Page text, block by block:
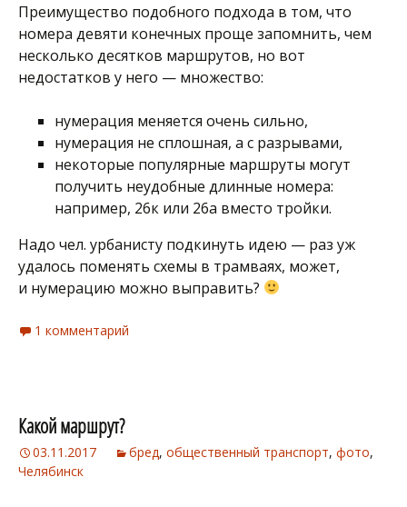
Преимущество подобного подхода в том, что
номера девяти конечных проще запомнить, чем
несколько десятков маршрутов, но вот
недостатков у него — множество:
нумерация меняется очень сильно,
нумерация не сплошная, а с разрывами,
некоторые популярные маршруты могут
получить неудобные длинные номера:
например, 26к или 26а вместо тройки.
Надо чел. урбанисту подкинуть идею — раз уж
удалось поменять схемы в трамваях, может,
и нумерацию можно выправить?
1 комментарий
Какой маршрут?
03.11.2017 бред, общественный транспорт, фото,
Челябинск